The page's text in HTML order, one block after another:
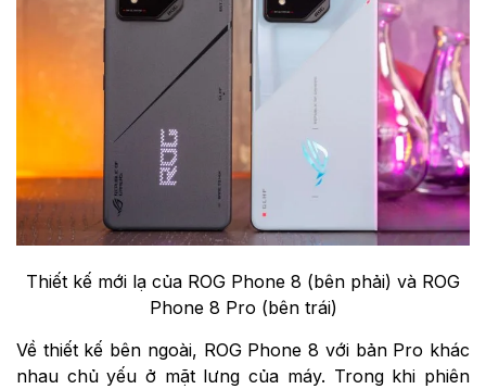
Thiết kế mới lạ của ROG Phone 8 (bên phải) và ROG
Phone 8 Pro (bên trái)​
Về thiết kế bên ngoài, ROG Phone 8 với bản Pro khác
nhau chủ yếu ở mặt lưng của máy. Trong khi phiên